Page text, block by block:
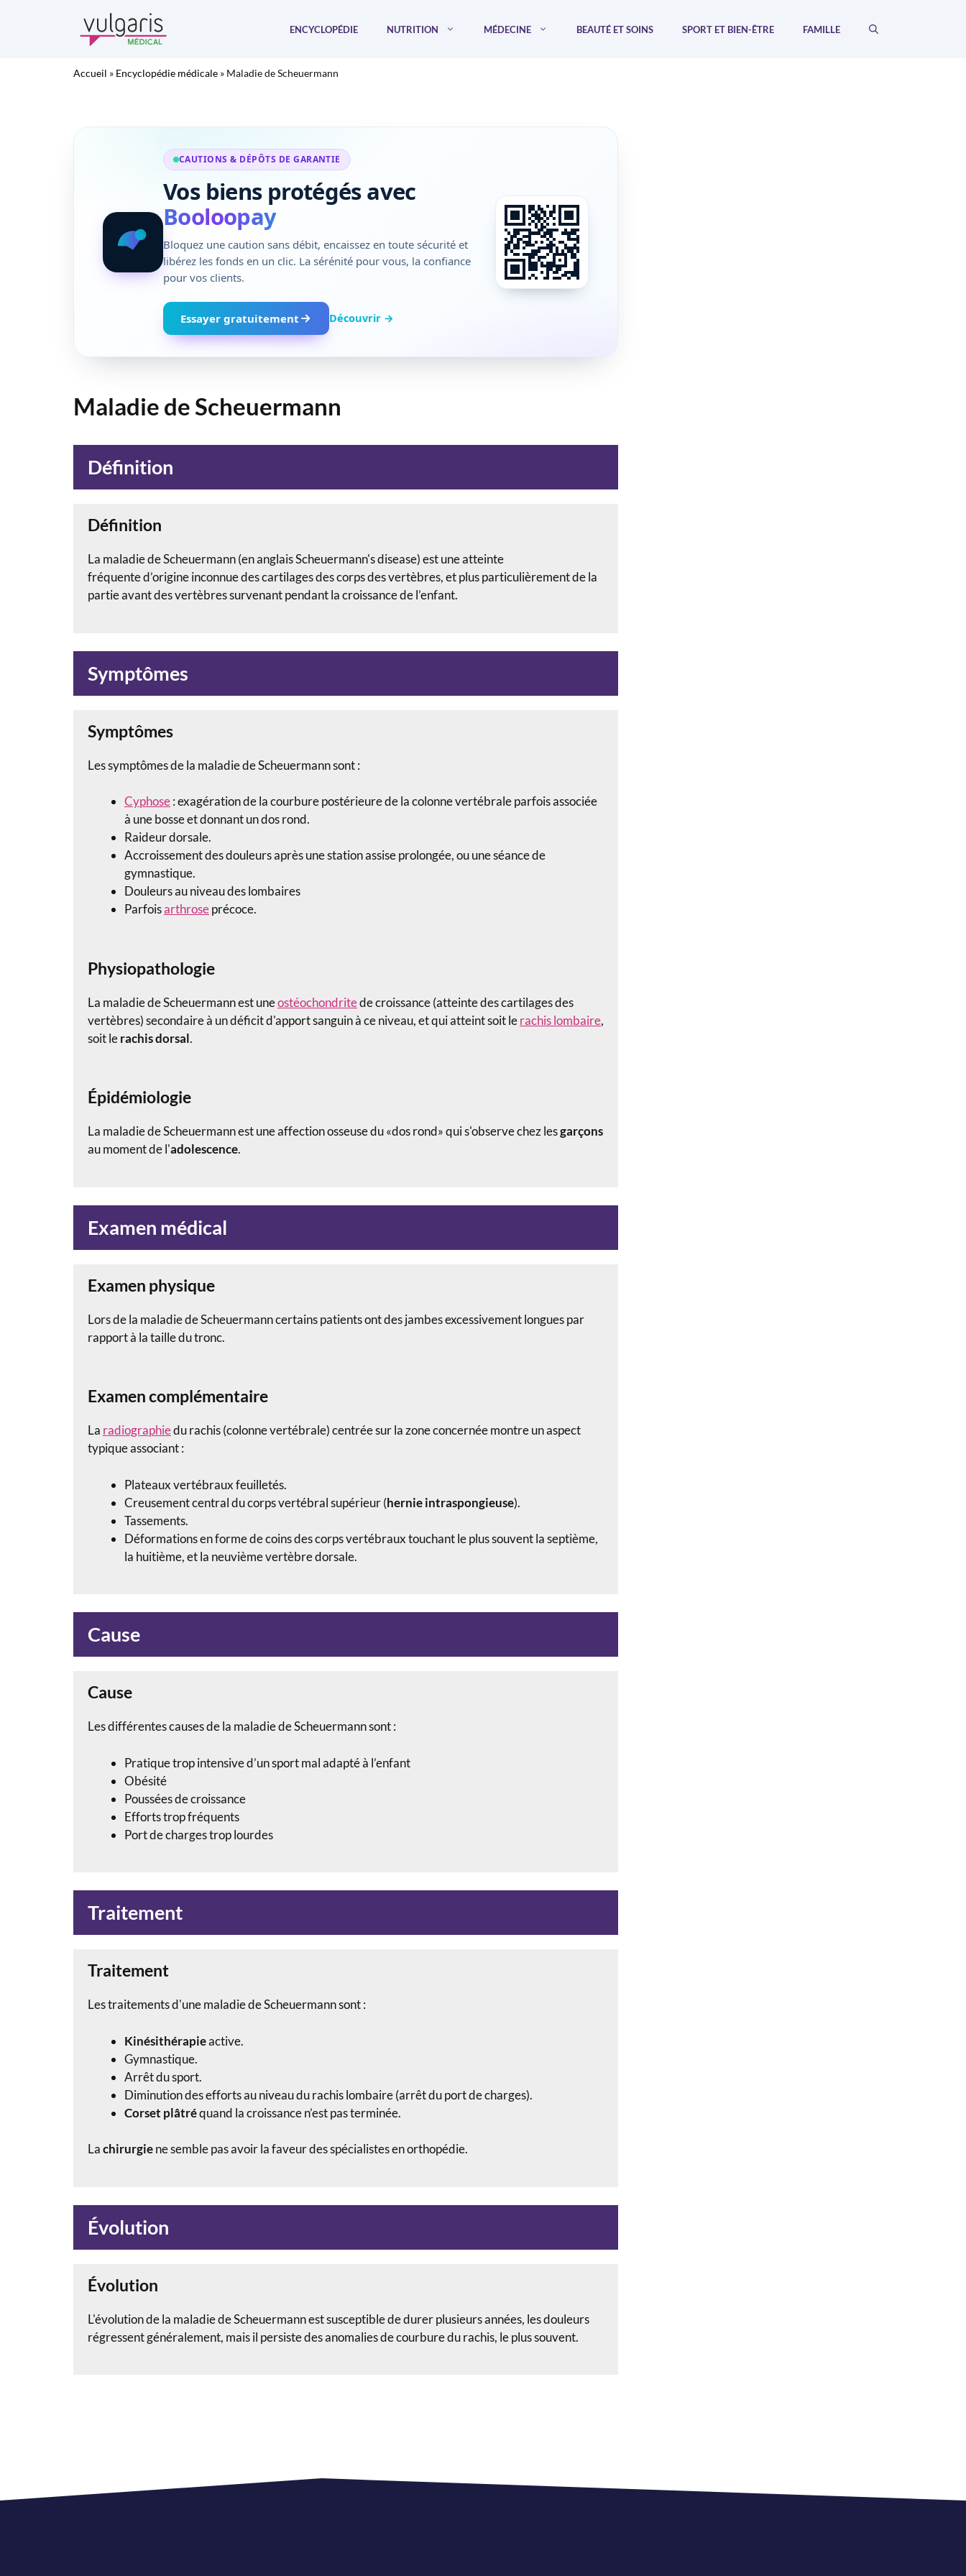
ENCYCLOPÉDIE NUTRITION MÉDECINE BEAUTÉ ET SOINS SPORT ET BIEN-ÊTRE FAMILLE
Accueil » Encyclopédie médicale » Maladie de Scheuermann
CAUTIONS & DÉPÔTS DE GARANTIE
Vos biens protégés avec
Booloopay
Bloquez une caution sans débit, encaissez en toute sécurité et
libérez les fonds en un clic. La sérénité pour vous, la confiance
pour vos clients.
Essayer gratuitement Découvrir →
Maladie de Scheuermann
Définition
Définition
La maladie de Scheuermann (en anglais Scheuermann's disease) est une atteinte
fréquente d’origine inconnue des cartilages des corps des vertèbres, et plus particulièrement de la
partie avant des vertèbres survenant pendant la croissance de l’enfant.
Symptômes
Symptômes
Les symptômes de la maladie de Scheuermann sont :
Cyphose: exagération de la courbure postérieure de la colonne vertébrale parfois associée
à une bosse et donnant un dos rond.
Raideur dorsale.
Accroissement des douleurs après une station assise prolongée, ou une séance de
gymnastique.
Douleurs au niveau des lombaires
Parfoisarthroseprécoce.
Physiopathologie
La maladie de Scheuermann estuneostéochondritede croissance (atteinte des cartilages des
vertèbres) secondaire à un déficit d'apport sanguin à ce niveau, et qui atteint soit lerachis lombaire,
soit lerachisdorsal.
Épidémiologie
La maladie de Scheuermann est uneaffection osseuse du «dos rond» qui s'observe chez lesgarçons
au moment de l'adolescence.
Examen médical
Examen physique
Lors de la maladie de Scheuermann certains patients ont des jambes excessivement longues par
rapport à la taille du tronc.
Examen complémentaire
La radiographiedu rachis (colonne vertébrale) centrée sur la zone concernée montre un aspect
typique associant :
Plateaux vertébraux feuilletés.
Creusement central du corps vertébral supérieur (hernie intraspongieuse).
Tassements.
Déformations en forme de coins des corps vertébraux touchant le plus souvent la septième,
la huitième, et la neuvième vertèbre dorsale.
Cause
Cause
Les différentes causes de la maladie de Scheuermann sont :
Pratique trop intensive d’un sport mal adapté à l’enfant
Obésité
Poussées de croissance
Efforts trop fréquents
Port de charges trop lourdes
Traitement
Traitement
Les traitements d'une maladie de Scheuermann sont :
Kinésithérapieactive.
Gymnastique.
Arrêt du sport.
Diminution des efforts au niveau du rachis lombaire (arrêt du port de charges).
Corset plâtréquand la croissance n’est pas terminée.
Lachirurgiene semble pas avoir la faveur des spécialistes en orthopédie.
Évolution
Évolution
L'évolution de la maladie de Scheuermann est susceptible de durer plusieurs années, les douleurs
régressent généralement, mais il persiste des anomalies de courbure du rachis, le plus souvent.